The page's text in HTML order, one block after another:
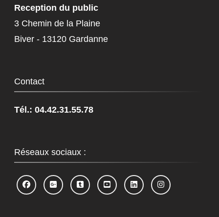
Reception du public
3 Chemin de la Plaine
Biver - 13120 Gardanne
Contact
Tél.: 04.42.31.55.78
Réseaux sociaux :